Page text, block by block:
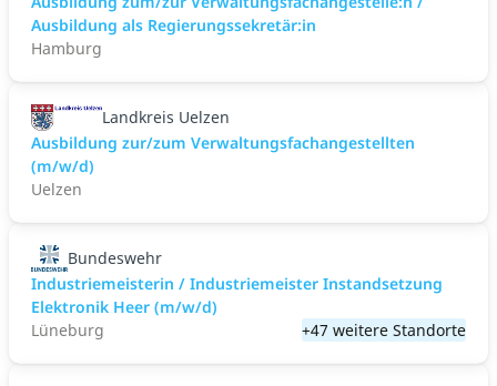
Ausbildung als Regierungssekretär:in
Hamburg
Landkreis Uelzen
Ausbildung zur/zum Verwaltungsfachangestellten
(m/w/d)
Uelzen
Bundeswehr
Industriemeisterin / Industriemeister Instandsetzung
Elektronik Heer (m/w/d)
Lüneburg
+47 weitere Standorte